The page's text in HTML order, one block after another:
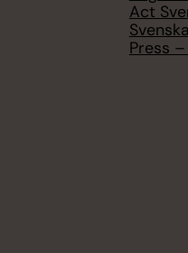
Act
Press